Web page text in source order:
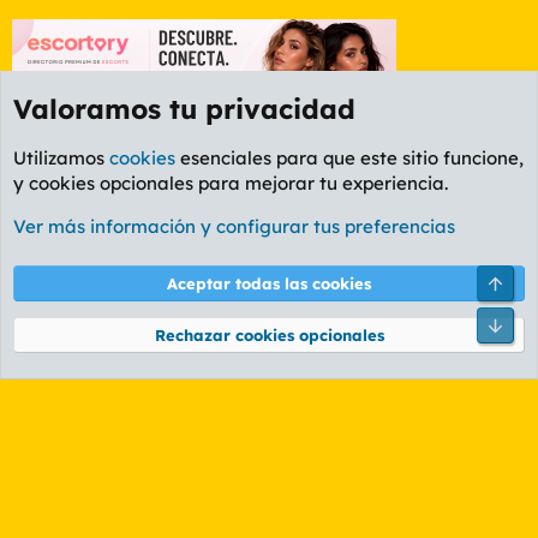
Foro General
Cookies
PL OLDSTYLE AMARILLO
Términos y reglas Política de privacidad Ayuda
Community platform by XenForo® © 2010-2026 XenForo Ltd.
Valoramos tu privacidad
Utilizamos cookies esenciales para que este sitio funcione,
y cookies opcionales para mejorar tu experiencia.
Ver más información y configurar tus preferencias
Aceptar todas las cookies
Rechazar cookies opcionales
Pie